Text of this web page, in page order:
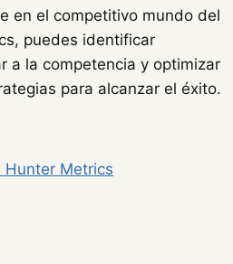
en el competitivo mundo del
puedes identificar
a la competencia y optimizar
para alcanzar el éxito.
Hunter Metrics